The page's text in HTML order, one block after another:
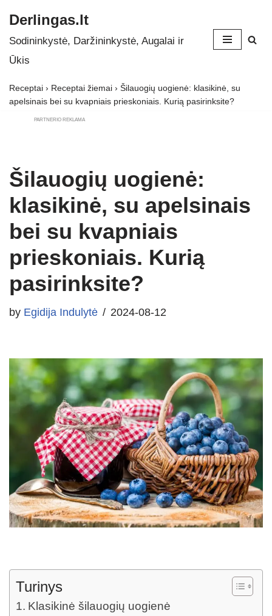
Skip
to
Derlingas.lt
Sodininkystė, Daržininkystė, Augalai ir
Ūkis
Receptai › Receptai žiemai › Šilauogių uogienė: klasikinė, su
apelsinais bei su kvapniais prieskoniais. Kurią pasirinksite?
PARTNERIO REKLAMA
Šilauogių uogienė:
klasikinė, su apelsinais
bei su kvapniais
prieskoniais. Kurią
pasirinksite?
by Egidija Indulytė 2024-08-12
Turinys
Klasikinė šilauogių uogienė